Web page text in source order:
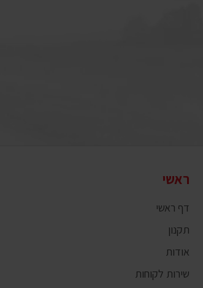
ראשי
דף ראשי
תקנון
אודות
שירות לקוחות